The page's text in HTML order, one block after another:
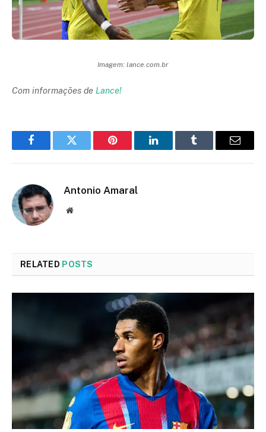
Imagem: lance.com.br
Com informações de Lance!
FacebookTwitter Pinterest LinkedInTumblr Email
Antonio Amaral
Website
RELATED POSTS